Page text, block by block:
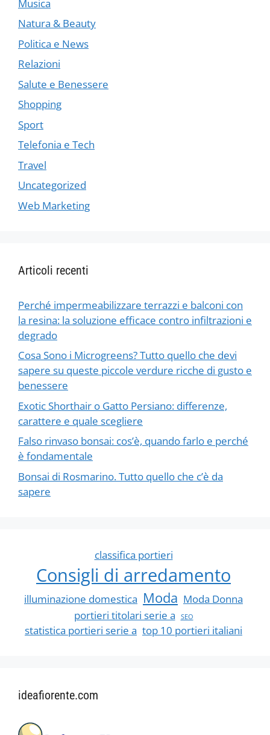
Musica
Natura & Beauty
Politica e News
Relazioni
Salute e Benessere
Shopping
Sport
Telefonia e Tech
Travel
Uncategorized
Web Marketing
Articoli recenti
Perché impermeabilizzare terrazzi e balconi con
la resina: la soluzione efficace contro infiltrazioni e
degrado
Cosa Sono i Microgreens? Tutto quello che devi
sapere su queste piccole verdure ricche di gusto e
benessere
Exotic Shorthair o Gatto Persiano: differenze,
carattere e quale scegliere
Falso rinvaso bonsai: cos’è, quando farlo e perché
è fondamentale
Bonsai di Rosmarino. Tutto quello che c’è da
sapere
classifica portieri
Consigli di arredamento
illuminazione domestica Moda Moda Donna
portieri titolari serie a
SEO
statistica portieri serie a top 10 portieri italiani
ideafiorente.com